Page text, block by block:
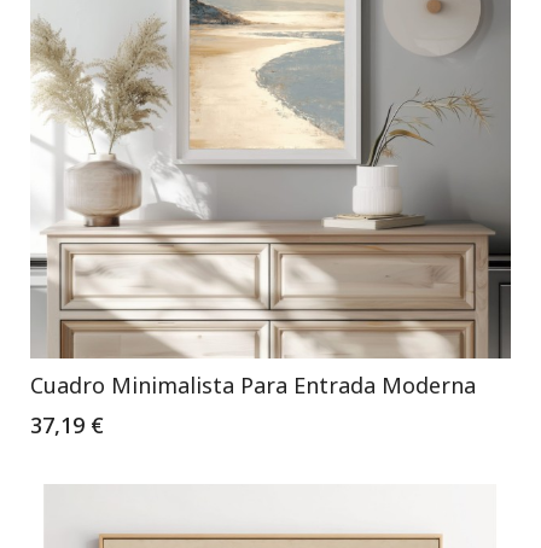
Cuadro Minimalista Para Entrada Moderna
37,19 €